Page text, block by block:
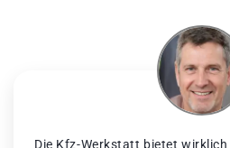
Die Kfz-Werkstatt bietet